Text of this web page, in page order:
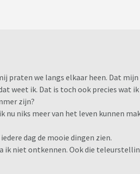
keer mediation.
zoon naar de middelbare school
een herberekening. De mediation
terug.
duidelijk aan zich niet gezien te
nieuwe kinderen belangrijker voor je
meer met ze krijgt of juist nu iets doen’
nieuws hoorde. Maar papa? Die
met ze, maar ze zeggen niet
ook gewoon niet veel’.
plan waarin alles zo gedetailleerd
praten we langs elkaar heen. Dat
weet ik. Dat is toch ook precies wat
zijn?
niks meer van het leven kunnen
dag de mooie dingen zien.
ik niet ontkennen. Ook die